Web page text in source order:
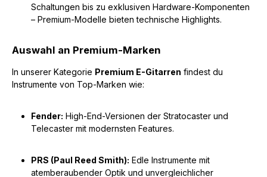
Schaltungen bis zu exklusiven Hardware-Komponenten
– Premium-Modelle bieten technische Highlights.
Auswahl an Premium-Marken
In unserer Kategorie Premium E-Gitarren findest du
Instrumente von Top-Marken wie:
Fender: High-End-Versionen der Stratocaster und
Telecaster mit modernsten Features.
PRS (Paul Reed Smith): Edle Instrumente mit
atemberaubender Optik und unvergleichlicher